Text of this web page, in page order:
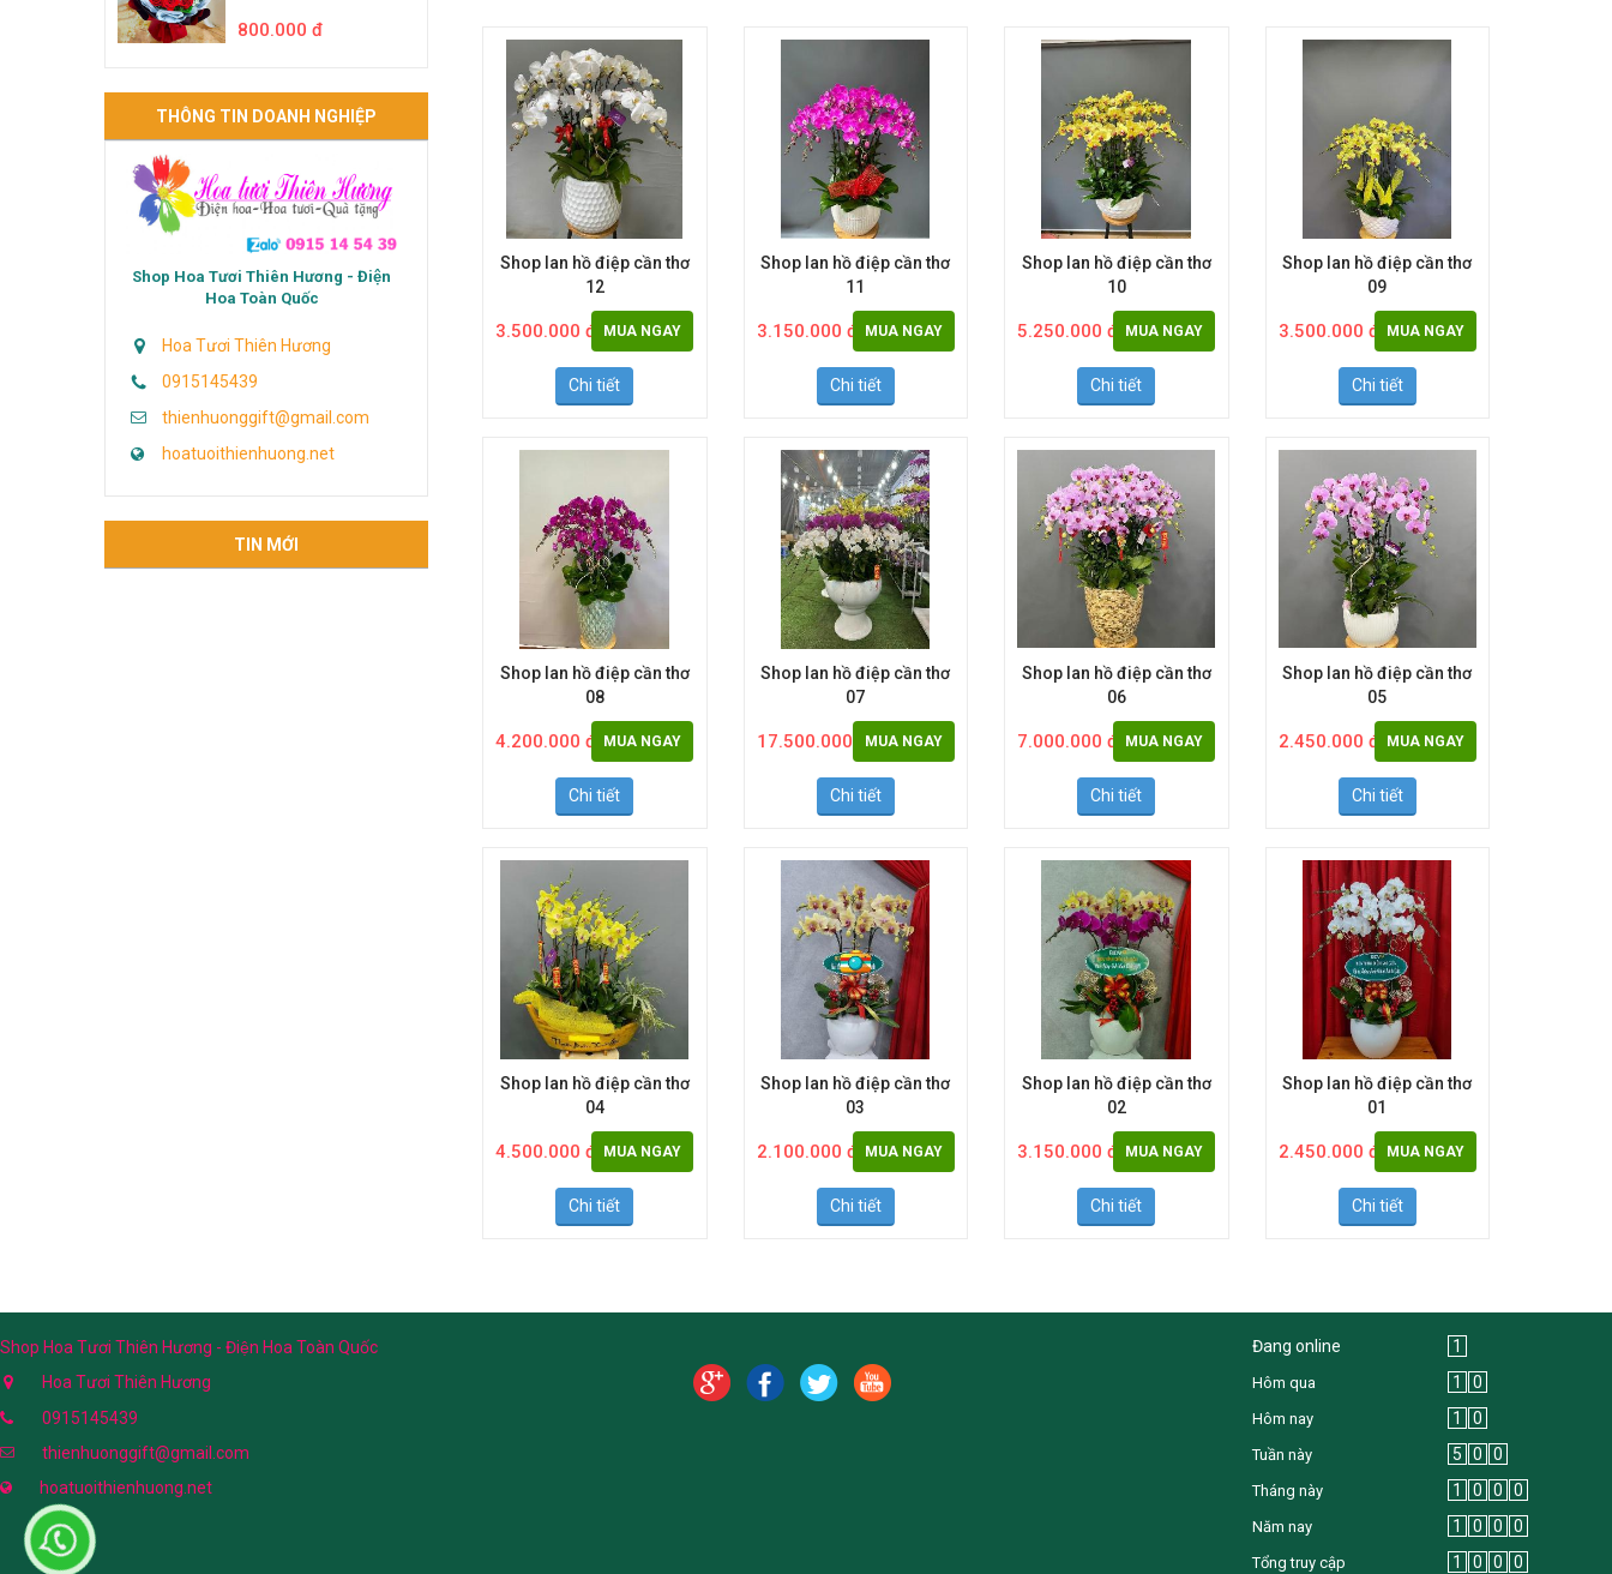
800.000 đ
THÔNG TIN DOANH NGHIỆP
Shop Hoa Tươi Thiên Hương - Điện
Hoa Toàn Quốc
Hoa Tươi Thiên Hương
0915145439
thienhuonggift@gmail.com
hoatuoithienhuong.net
TIN MỚI
Shop lan hồ điệp cần thơ
12
3.500.000 đ MUA NGAY
Chi tiết
Shop lan hồ điệp cần thơ
11
3.150.000 đ MUA NGAY
Chi tiết
Shop lan hồ điệp cần thơ
10
5.250.000 đ MUA NGAY
Chi tiết
Shop lan hồ điệp cần thơ
09
3.500.000 đ MUA NGAY
Chi tiết
Shop lan hồ điệp cần thơ
08
4.200.000 đ MUA NGAY
Chi tiết
Shop lan hồ điệp cần thơ
07
17.500.000 đMUA NGAY
Chi tiết
Shop lan hồ điệp cần thơ
06
7.000.000 đ MUA NGAY
Chi tiết
Shop lan hồ điệp cần thơ
05
2.450.000 đ MUA NGAY
Chi tiết
Shop lan hồ điệp cần thơ
04
4.500.000 đ MUA NGAY
Chi tiết
Shop lan hồ điệp cần thơ
03
2.100.000 đ MUA NGAY
Chi tiết
Shop lan hồ điệp cần thơ
02
3.150.000 đ MUA NGAY
Chi tiết
Shop lan hồ điệp cần thơ
01
2.450.000 đ MUA NGAY
Chi tiết
Shop Hoa Tươi Thiên Hương - Điện Hoa Toàn Quốc
Hoa Tươi Thiên Hương
0915145439
thienhuonggift@gmail.com
hoatuoithienhuong.net
Đang online 1
Hôm qua 1 0
Hôm nay 1 0
Tuần này 5 0 0
Tháng này 1 0 0 0
Năm nay 1 0 0 0
Tổng truy cập 1 0 0 0